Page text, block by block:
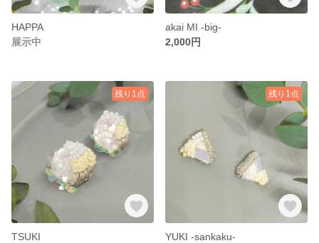
HAPPA
展示中
akai MI -big-
2,000円
残り1点
TSUKI
残り1点
YUKI -sankaku-